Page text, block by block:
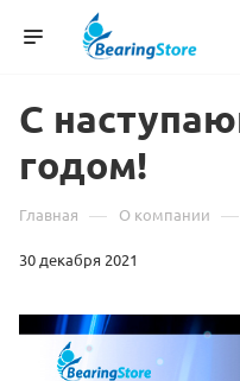
С
годом!
Главная — О компании —
30 декабря 2021